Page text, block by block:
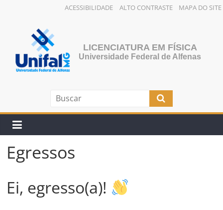
ACESSIBILIDADE ALTO CONTRASTE MAPA DO SITE
conteúdo
LICENCIATURA EM FÍSICA
Universidade Federal de Alfenas
Egressos
Ei, egresso(a)!